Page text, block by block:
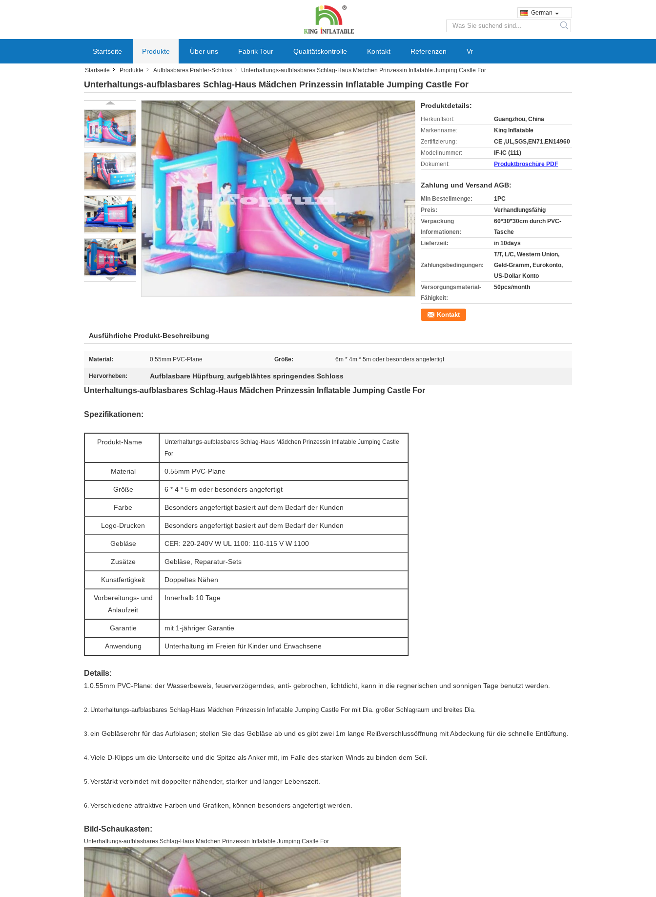
German
search
Startseite Produkte Über uns Fabrik Tour Qualitätskontrolle Kontakt Referenzen Vr
Startseite Produkte Aufblasbares Prahler-Schloss Unterhaltungs-aufblasbares Schlag-Haus Mädchen Prinzessin Inflatable Jumping Castle For
Unterhaltungs-aufblasbares Schlag-Haus Mädchen Prinzessin Inflatable Jumping Castle For
Produktdetails:
Herkunftsort:
Guangzhou, China
Markenname:
King Inflatable
Zertifizierung:
CE ,UL,SGS,EN71,EN14960
Modellnummer:
IF-IC (111)
Dokument:
Produktbroschüre PDF
Zahlung und Versand AGB:
Min Bestellmenge:
1PC
Preis:
Verhandlungsfähig
Verpackung
Informationen:
60*30*30cm durch PVC-
Tasche
Lieferzeit:
in 10days
Zahlungsbedingungen:
T/T, L/C, Western Union,
Geld-Gramm, Eurokonto,
US-Dollar Konto
Versorgungsmaterial-
Fähigkeit:
50pcs/month
Kontakt
Ausführliche Produkt-Beschreibung
Material: 0.55mm PVC-Plane Größe: 6m * 4m * 5m oder besonders angefertigt
Hervorheben: Aufblasbare Hüpfburg, aufgeblähtes springendes Schloss
Unterhaltungs-aufblasbares Schlag-Haus Mädchen Prinzessin Inflatable Jumping Castle For
Spezifikationen:
Produkt-Name
Unterhaltungs-aufblasbares Schlag-Haus Mädchen Prinzessin Inflatable Jumping Castle
For
Material 0.55mm PVC-Plane
Größe 6 * 4 * 5 m oder besonders angefertigt
Farbe Besonders angefertigt basiert auf dem Bedarf der Kunden
Logo-Drucken Besonders angefertigt basiert auf dem Bedarf der Kunden
Gebläse CER: 220-240V W UL 1100: 110-115 V W 1100
Zusätze Gebläse, Reparatur-Sets
Kunstfertigkeit Doppeltes Nähen
Vorbereitungs- und
Anlaufzeit
Innerhalb 10 Tage
Garantie mit 1-jähriger Garantie
Anwendung Unterhaltung im Freien für Kinder und Erwachsene
Details:
1.0.55mm PVC-Plane: der Wasserbeweis, feuerverzögerndes, anti- gebrochen, lichtdicht, kann in die regnerischen und sonnigen Tage benutzt werden.
2. Unterhaltungs-aufblasbares Schlag-Haus Mädchen Prinzessin Inflatable Jumping Castle For mit Dia. großer Schlagraum und breites Dia.
3. ein Gebläserohr für das Aufblasen; stellen Sie das Gebläse ab und es gibt zwei 1m lange Reißverschlussöffnung mit Abdeckung für die schnelle Entlüftung.
4. Viele D-Klipps um die Unterseite und die Spitze als Anker mit, im Falle des starken Winds zu binden dem Seil.
5. Verstärkt verbindet mit doppelter nähender, starker und langer Lebenszeit.
6. Verschiedene attraktive Farben und Grafiken, können besonders angefertigt werden.
Bild-Schaukasten:
Unterhaltungs-aufblasbares Schlag-Haus Mädchen Prinzessin Inflatable Jumping Castle For